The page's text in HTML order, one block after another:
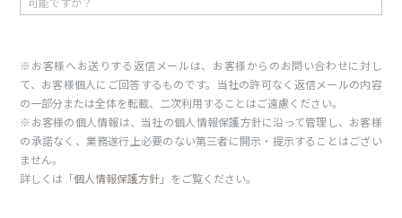
※お客様へお送りする返信メールは、お客様からのお問い合わせに対し
て、お客様個人にご回答するものです。当社の許可なく返信メールの内容
の一部分または全体を転載、二次利用することはご遠慮ください。
※お客様の個人情報は、当社の個人情報保護方針に沿って管理し、お客様
の承諾なく、業務遂行上必要のない第三者に開示・提示することはござい
ません。
詳しくは「個人情報保護方針」をご覧ください。